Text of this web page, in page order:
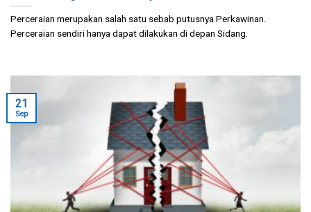
Perceraian merupakan salah satu sebab putusnya Perkawinan.
Perceraian sendiri hanya dapat dilakukan di depan Sidang.
21
Sep